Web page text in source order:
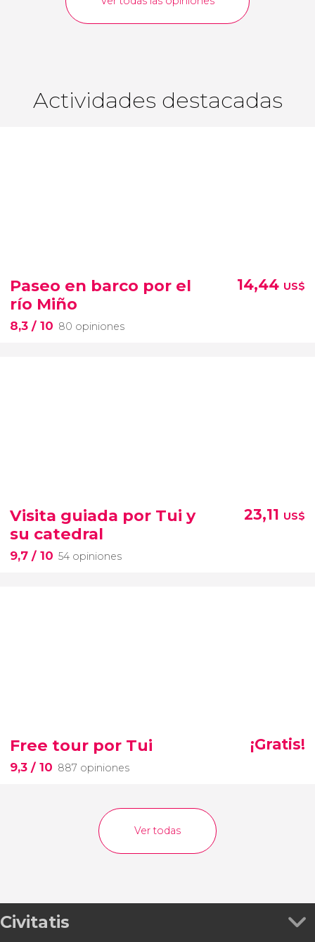
Actividades destacadas
Paseo en barco por el
río Miño
8,3 / 10 80 opiniones
14,44 US$
Visita guiada por Tui y
su catedral
9,7 / 10 54 opiniones
23,11 US$
Free tour por Tui
9,3 / 10 887 opiniones
¡Gratis!
Ver todas
Civitatis